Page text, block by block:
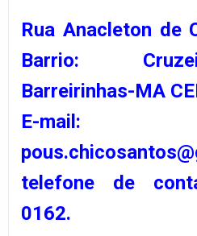
Rua Anacleton de
Barrio:
Barreirinhas-MA
E-mail:
telefone de
0162.